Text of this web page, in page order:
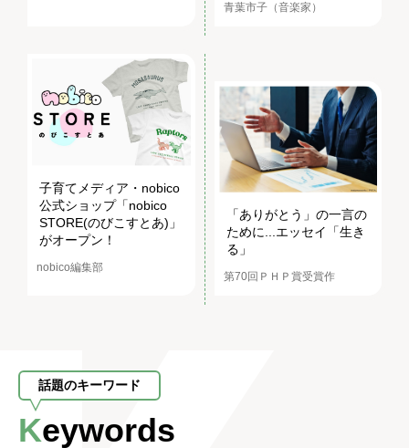
青葉市子（音楽家）
子育てメディア・nobico
公式ショップ「nobico
STORE(のびこすとあ)」
がオープン！
nobico編集部
「ありがとう」の一言の
ために...エッセイ「生き
る」
第70回ＰＨＰ賞受賞作
話題のキーワード
Keywords